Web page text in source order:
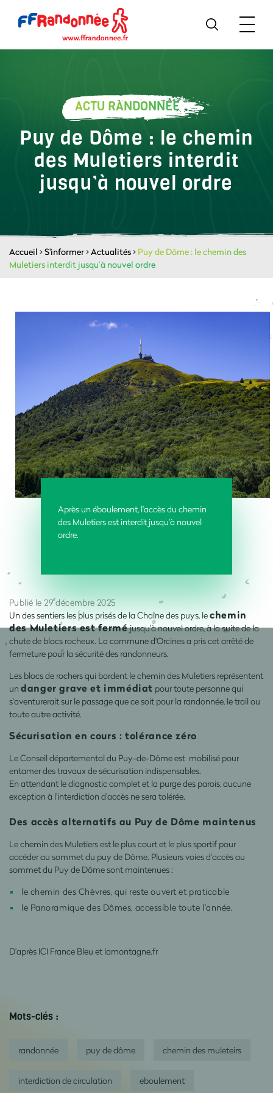
ACTU RANDONNÉE
Puy de Dôme : le chemin
des Muletiers interdit
jusqu’à nouvel ordre
Accueil >S'informer>Actualités> Puy de Dôme : le chemin des
Muletiers interdit jusqu’à nouvel ordre
Après un éboulement, l'accès du chemin
des Muletiers est interdit jusqu'à nouvel
ordre.
Publié le 29 décembre 2025
Un des sentiers les plus prisés de la Chaîne des puys, lechemin
des Muletiers est ferméjusqu'à nouvel ordre, à la suite de la
chute de blocs rocheux. La commune d'Orcines a pris cet arrêté de
fermeture pour la sécurité des randonneurs.
Les blocs de rochers qui bordent le chemin des Muletiers représentent
un danger grave et immédiat pour toute personne qui
s'aventurerait sur le passage que ce soit pour la randonnée, le trail ou
toute autre activité.
Sécurisation en cours : tolérance zéro
Le Conseil départemental du Puy-de-Dôme est mobilisé pour
entamer des travaux de sécurisation indispensables.
En attendant le diagnostic complet et la purge des parois, aucune
exception à l’interdiction d’accès ne sera tolérée.
Des accès alternatifs au Puy de Dôme maintenus
Le chemin des Muletiers est le plus court et le plus sportif pour
accéder au sommet du puy de Dôme. Plusieurs voies d'accès au
sommet du Puy de Dôme sont maintenues :
le chemin des Chèvres, qui reste ouvert et praticable
le Panoramique des Dômes, accessible toute l’année.
D’après ICI France Bleu et lamontagne.fr
Mots-clés :
randonnée puy de dôme chemin des muleteirs
interdiction de circulation eboulement